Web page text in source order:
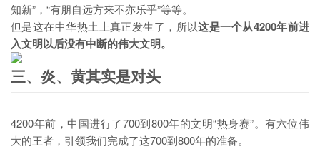
知新”，“有朋自远方来不亦乐乎”等等。
但是这在中华热土上真正发生了，所以这是一个从4200年前进
入文明以后没有中断的伟大文明。
三、炎、黄其实是对头
4200年前，中国进行了700到800年的文明“热身赛”。有六位伟
大的王者，引领我们完成了这700到800年的准备。